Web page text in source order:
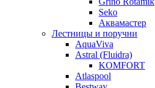
Seko
Аквамастер
Лестницы и поручни
AquaViva
Astral (Fluidra)
KOMFORT
Atlaspool